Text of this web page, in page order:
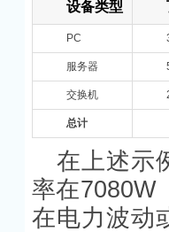
设备类型
PC
服务器
交换机
总计
在上述示
率在7080W
在电力波动